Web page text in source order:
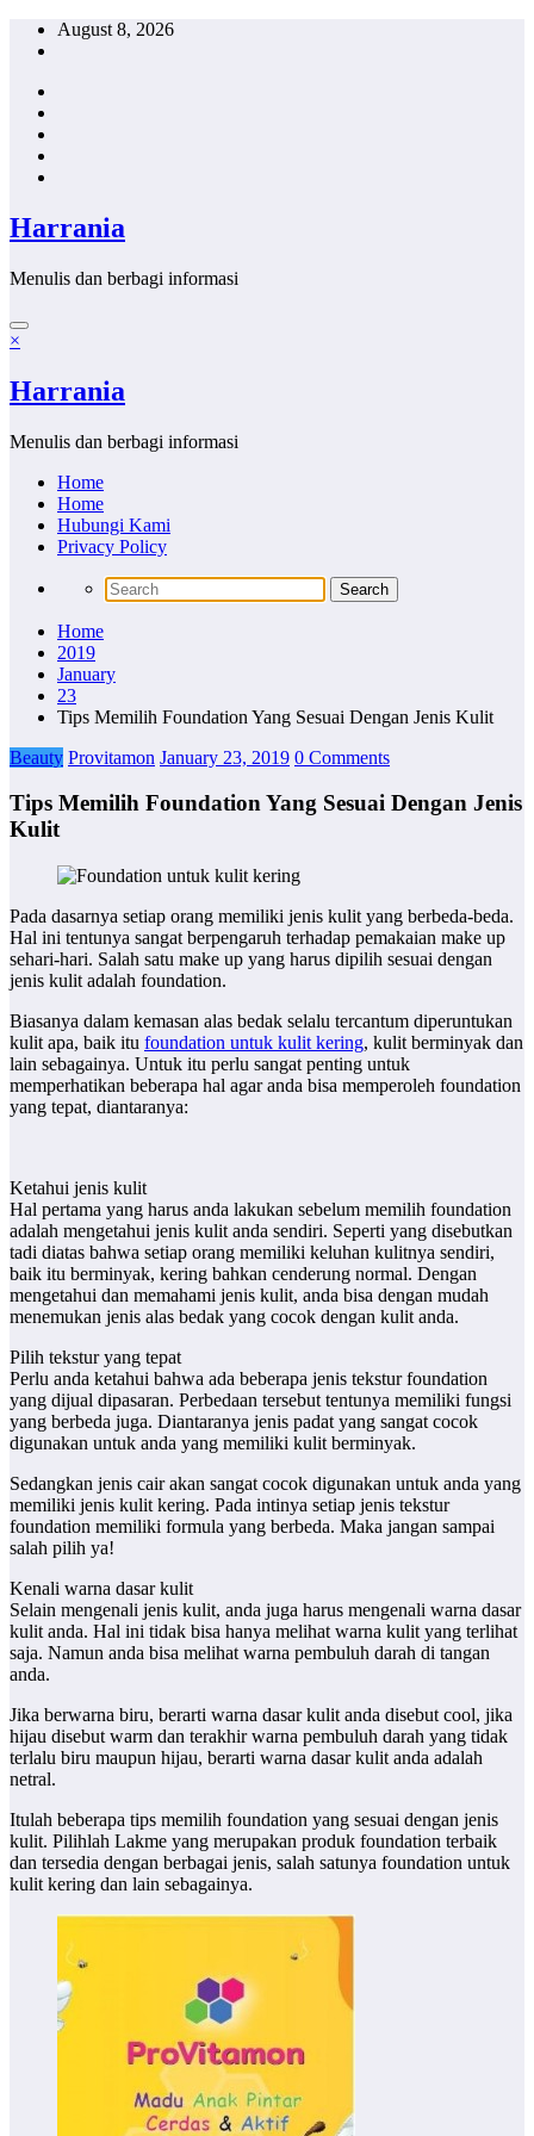
Skip
August 8, 2026
Harrania
Menulis dan berbagi informasi
×
Harrania
Menulis dan berbagi informasi
Home
Home
Hubungi Kami
Privacy Policy
Home
2019
January
23
Tips Memilih Foundation Yang Sesuai Dengan Jenis Kulit
Beauty Provitamon January 23, 2019 0 Comments
Tips Memilih Foundation Yang Sesuai Dengan Jenis
Kulit
Pada dasarnya setiap orang memiliki jenis kulit yang berbeda-beda.
Hal ini tentunya sangat berpengaruh terhadap pemakaian make up
sehari-hari. Salah satu make up yang harus dipilih sesuai dengan
jenis kulit adalah foundation.
Biasanya dalam kemasan alas bedak selalu tercantum diperuntukan
kulit apa, baik itu foundation untuk kulit kering, kulit berminyak dan
lain sebagainya. Untuk itu perlu sangat penting untuk
memperhatikan beberapa hal agar anda bisa memperoleh foundation
yang tepat, diantaranya:
Ketahui jenis kulit
Hal pertama yang harus anda lakukan sebelum memilih foundation
adalah mengetahui jenis kulit anda sendiri. Seperti yang disebutkan
tadi diatas bahwa setiap orang memiliki keluhan kulitnya sendiri,
baik itu berminyak, kering bahkan cenderung normal. Dengan
mengetahui dan memahami jenis kulit, anda bisa dengan mudah
menemukan jenis alas bedak yang cocok dengan kulit anda.
Pilih tekstur yang tepat
Perlu anda ketahui bahwa ada beberapa jenis tekstur foundation
yang dijual dipasaran. Perbedaan tersebut tentunya memiliki fungsi
yang berbeda juga. Diantaranya jenis padat yang sangat cocok
digunakan untuk anda yang memiliki kulit berminyak.
Sedangkan jenis cair akan sangat cocok digunakan untuk anda yang
memiliki jenis kulit kering. Pada intinya setiap jenis tekstur
foundation memiliki formula yang berbeda. Maka jangan sampai
salah pilih ya!
Kenali warna dasar kulit
Selain mengenali jenis kulit, anda juga harus mengenali warna dasar
kulit anda. Hal ini tidak bisa hanya melihat warna kulit yang terlihat
saja. Namun anda bisa melihat warna pembuluh darah di tangan
anda.
Jika berwarna biru, berarti warna dasar kulit anda disebut cool, jika
hijau disebut warm dan terakhir warna pembuluh darah yang tidak
terlalu biru maupun hijau, berarti warna dasar kulit anda adalah
netral.
Itulah beberapa tips memilih foundation yang sesuai dengan jenis
kulit. Pilihlah Lakme yang merupakan produk foundation terbaik
dan tersedia dengan berbagai jenis, salah satunya foundation untuk
kulit kering dan lain sebagainya.